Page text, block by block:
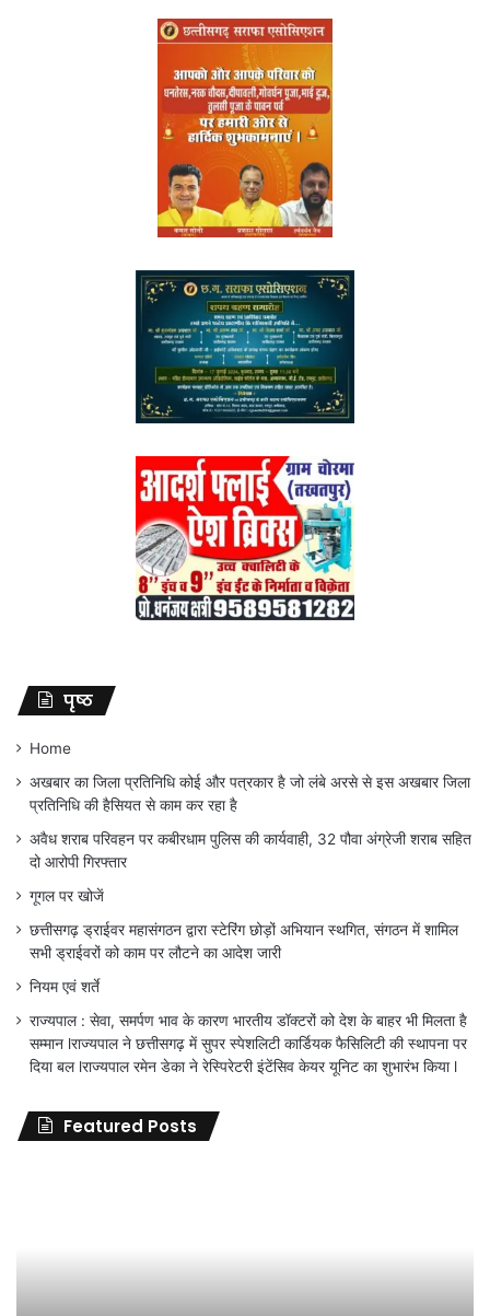
पृष्ठ
Home
अखबार का जिला प्रतिनिधि कोई और पत्रकार है जो लंबे अरसे से इस अखबार जिला
प्रतिनिधि की हैसियत से काम कर रहा है
अवैध शराब परिवहन पर कबीरधाम पुलिस की कार्यवाही, 32 पौवा अंग्रेजी शराब सहित
दो आरोपी गिरफ्तार
गूगल पर खोजें
छत्तीसगढ़ ड्राईवर महासंगठन द्वारा स्टेरिंग छोड़ों अभियान स्थगित, संगठन में शामिल
सभी ड्राईवरों को काम पर लौटने का आदेश जारी
नियम एवं शर्ते
राज्यपाल : सेवा, समर्पण भाव के कारण भारतीय डॉक्टरों को देश के बाहर भी मिलता है
सम्मान lराज्यपाल ने छत्तीसगढ़ में सुपर स्पेशलिटी कार्डियक फैसिलिटी की स्थापना पर
दिया बल lराज्यपाल रमेन डेका ने रेस्पिरेटरी इंटेंसिव केयर यूनिट का शुभारंभ किया l
Featured Posts